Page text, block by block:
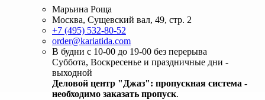
Марьина Роща
Москва, Сущевский вал, 49, стр. 2
+7 (495) 532-80-52
order@kariatida.com
В будни с 10-00 до 19-00 без перерыва
Суббота, Воскресенье и праздничные дни -
выходной
Деловой центр "Джаз": пропускная система -
необходимо заказать пропуск.